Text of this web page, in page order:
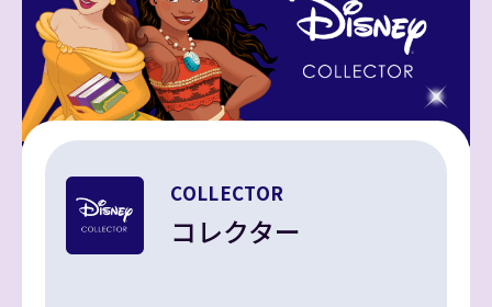
COLLECTOR
コレクター